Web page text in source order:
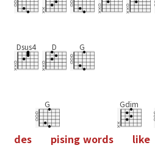
Dsus4 D G
des
G
pising words
Gdim
like